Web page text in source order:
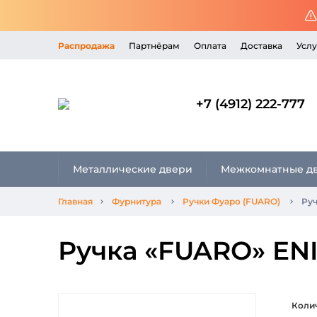
Распродажа Партнёрам Оплата Доставка
+7 (4912) 222-777
Металлические двери Межкомнатные
Главная Фурнитура Ручки Фуаро (FUARO)
Ручка «FUARO»